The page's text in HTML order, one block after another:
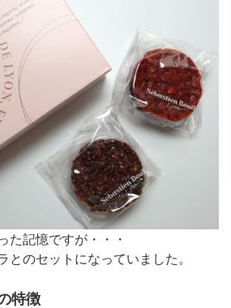
た記憶ですが・・・
のセットになっていました。
特徴